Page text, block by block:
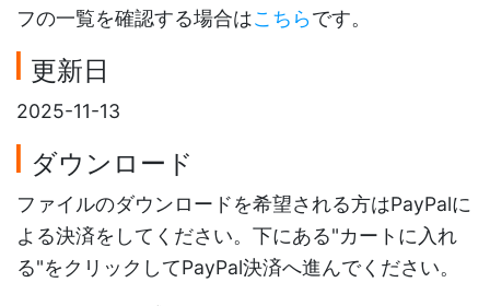
フの一覧を確認する場合はこちらです。
更新日
2025-11-13
ダウンロード
ファイルのダウンロードを希望される方はPayPalに
よる決済をしてください。下にある"カートに入れ
る"をクリックしてPayPal決済へ進んでください。